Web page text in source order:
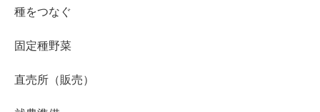
種をつなぐ
固定種野菜
直売所（販売）